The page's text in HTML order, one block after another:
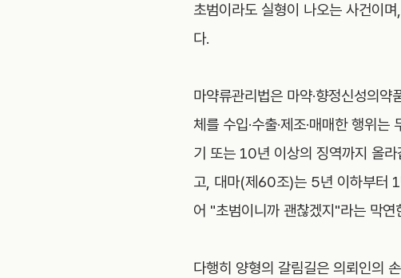
초범이라도 실형이 나오는 사건이
다.
마약류관리법은 마약·향정신성의
체를 수입·수출·제조·매매한 행위
기 또는 10년 이상의 징역까지 올
고, 대마(제60조)는 5년 이하부터
어 "초범이니까 괜찮겠지"라는 막연
다행히 양형의 갈림길은 의뢰인의